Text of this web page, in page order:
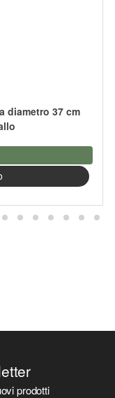
diametro 37 cm
prodotti